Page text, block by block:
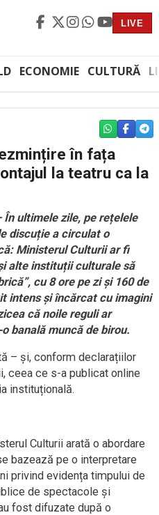
LIVE
ECONOMIE CULTURĂ
WHATSAPP
în fața
la teatru ca la
ultimele zile, pe rețelele
discuție a circulat o
Ministerul Culturii ar fi
alte instituții culturale să
cu 8 ore pe zi și 160 de
intens și încărcat cu imagini
că noile reguli ar
banală muncă de birou.
– și, conform declarațiilor
ceea ce s-a publicat online
instituțională.
Culturii arată o abordare
bazează pe o interpretare
privind evidența timpului de
de spectacole și
fost difuzate după o